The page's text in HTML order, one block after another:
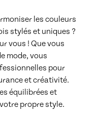
les couleurs
stylés et uniques ?
vous ! Que vous
mode, vous
pour
et créativité.
équilibrées et